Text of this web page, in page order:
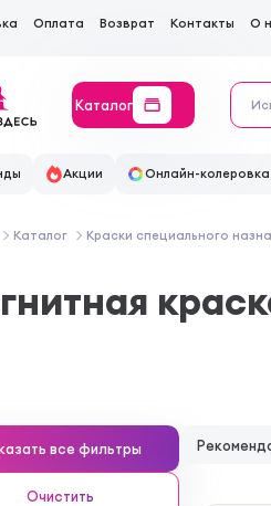
Оплата Возврат Контакты О
Каталог
Акции Онлайн-колеровка
Каталог Краски специального
все фильтры
Очистить